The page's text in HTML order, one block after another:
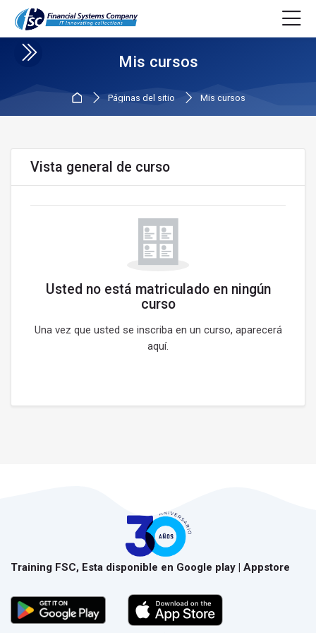
Saltar a navegación
Saltar al formulario de inicio de sesión
Salta al contenido principal
Saltar a opciones de accesibilidad
Saltar al pie de página
Saltar opciones de accesibilidad
Mis cursos
Página Principal
Páginas del sitio Mis cursos
Vista general de curso
Usted no está matriculado en ningún
curso
Una vez que usted se inscriba en un curso, aparecerá
aquí.
Training FSC, Esta disponible en Google play | Appstore